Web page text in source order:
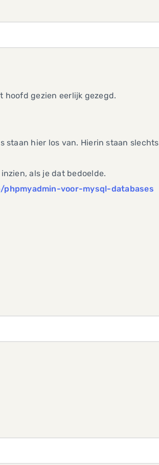
hoofd gezien eerlijk gezegd.
staan hier los van. Hierin staan slechts
als je dat bedoelde.
voor-mysql-databases